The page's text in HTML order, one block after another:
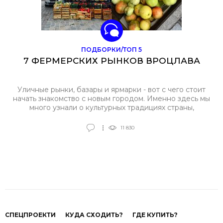
ПОДБОРКИ/ТОП 5
7 ФЕРМЕРСКИХ РЫНКОВ ВРОЦЛАВА
Уличные рынки, базары и ярмарки - вот с чего стоит
начать знакомство с новым городом. Именно здесь мы
много узнали о культурных традициях страны,
пообщались с местными жителями. Теперь мы готовы
поделиться с вами где, чем и как торгуют во
11 830
СПЕЦПРОЕКТИ КУДА СХОДИТЬ? ГДЕ КУПИТЬ?